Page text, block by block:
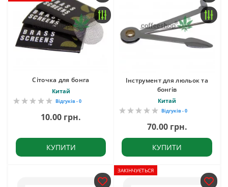
Сіточка для бонга
Китай
Відгуків - 0
10.00 грн.
КУПИТИ
Інструмент для люльок та
бонгів
Китай
Відгуків - 0
70.00 грн.
КУПИТИ
ЗАКІНЧУЄТЬСЯ